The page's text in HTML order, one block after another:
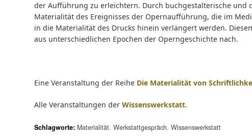
der Aufführung zu erleichtern. Durch buchgestalterische und
Materialität des Ereignisses der Opernaufführung, die im
in die Materialität des Drucks hinein verlängert werden.
aus unterschiedlichen Epochen der Operngeschichte nach.
Eine Veranstaltung der Reihe Die Materialität von
Alle Veranstaltungen der Wissenswerkstatt.
Schlagworte: Materialität, Werkstattgespräch, Wissenswerkstatt